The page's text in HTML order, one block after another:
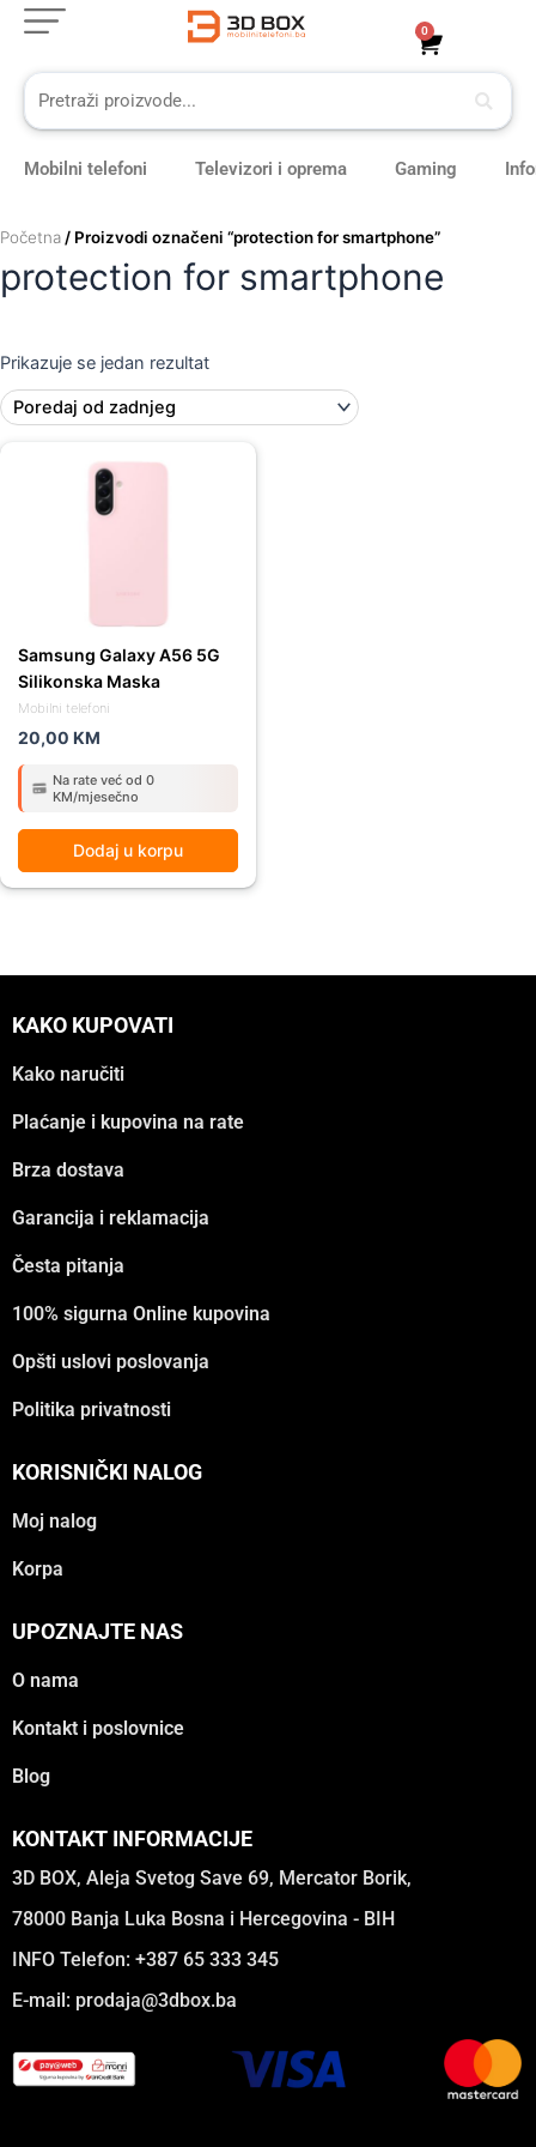
Skip
content
0
Cart
Mobilni telefoni Televizori i oprema Gaming
Početna / Proizvodi označeni “protection for smartphone”
protection for smartphone
Prikazuje se jedan rezultat
Mobilni telefoni
Samsung Galaxy A56 5G
Silikonska Maska
20,00 KM
Na rate već od 0
KM/mjesečno
Dodaj u korpu
KAKO KUPOVATI
Kako naručiti
Plaćanje i kupovina na rate
Brza dostava
Garancija i reklamacija
Česta pitanja
100% sigurna Online kupovina
Opšti uslovi poslovanja
Politika privatnosti
KORISNIČKI NALOG
Moj nalog
Korpa
UPOZNAJTE NAS
O nama
Kontakt i poslovnice
Blog
KONTAKT INFORMACIJE
3D BOX, Aleja Svetog Save 69, Mercator Borik,
78000 Banja Luka Bosna i Hercegovina - BIH
INFO Telefon: +387 65 333 345
E-mail: prodaja@3dbox.ba